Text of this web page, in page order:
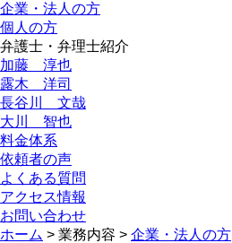
企業・法人の方
個人の方
弁護士・弁理士紹介
加藤 淳也
露木 洋司
長谷川 文哉
大川 智也
料金体系
依頼者の声
よくある質問
アクセス情報
お問い合わせ
ホーム > 業務内容 > 企業・法人の方